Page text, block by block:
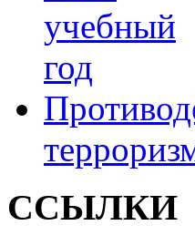
учебный
год
ССЫЛКИ